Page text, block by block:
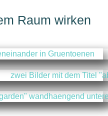
Raum wirken